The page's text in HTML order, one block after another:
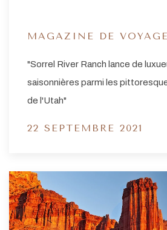
MAGAZINE DE
"Sorrel River Ranch lance de
saisonnières parmi les
de l'Utah"
22 SEPTEMBRE 2021